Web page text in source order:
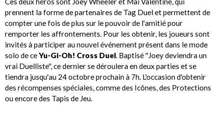
prennent la forme de partenaires de Tag Duel et permettent de
compter une fois de plus sur le pouvoir de l'amitié pour
remporter les affrontements. Pour les obtenir, les joueurs sont
invités à participer au nouvel événement présent dans le mode
solo de ceYu-Gi-Oh! Cross Duel. Baptisé ''Joey deviendra un
vrai Duelliste'', ce dernier se déroulera en deux parties et se
tiendra jusqu'au 24 octobre prochain à 7h. L'occasion d'obtenir
des récompenses spéciales, comme des Icônes, des Protections
ou encore des Tapis de Jeu.